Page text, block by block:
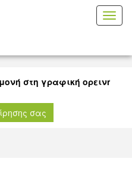
γραφική ορεινή
μας φίλους στη Δημοτική
σας